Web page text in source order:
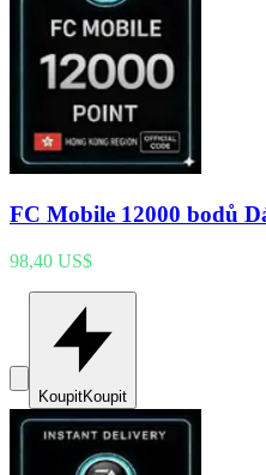
FC Mobile 12000 bodů
98,40 US$
KoupitKoupit